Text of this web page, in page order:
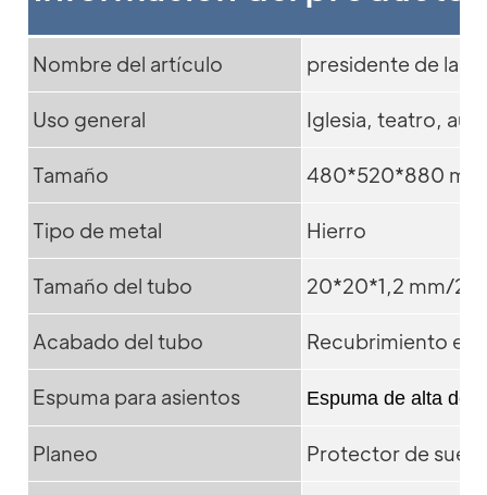
Nombre del artículo presidente de la
Uso general Iglesia, teatro,
Tamaño 480*520*880 mm
Tipo de metal Hierro
Tamaño del tubo 20*20*1,2 mm/
Acabado del tubo Recubrimiento en
Espuma para asientos Espuma de alta
Planeo Protector de